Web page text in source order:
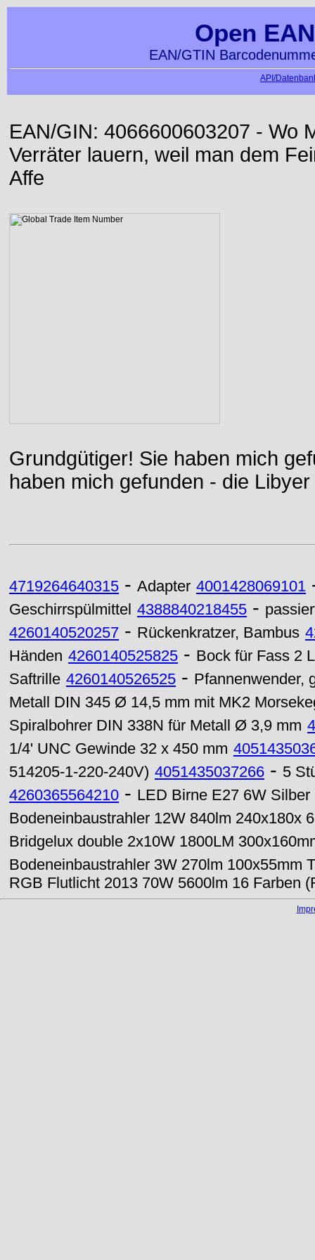
Open
EAN/GTIN
API/
EAN/GIN: 4066600603207 - Wo
Verräter lauern, weil man dem
Affe
Grundgütiger! Sie haben mich
haben mich gefunden - die
4719264640315 - Adapter 4001428069101
Geschirrspülmittel 4388840218455 -
4260140520257 - Rückenkratzer, Bambus
Händen 4260140525825 - Bock für Fass 2
Saftrille 4260140526525 - Pfannenwender,
Metall DIN 345 Ø 14,5 mm mit MK2
Spiralbohrer DIN 338N für Metall Ø 3,9 mm
1/4' UNC Gewinde 32 x 450 mm
514205-1-220-240V) 4051435037266 - 5
4260365564210 - LED Birne E27 6W
Bodeneinbaustrahler 12W 840lm 240x180x
Bridgelux double 2x10W 1800LM
Bodeneinbaustrahler 3W 270lm 100x55mm
RGB Flutlicht 2013 70W 5600lm 16 Farben